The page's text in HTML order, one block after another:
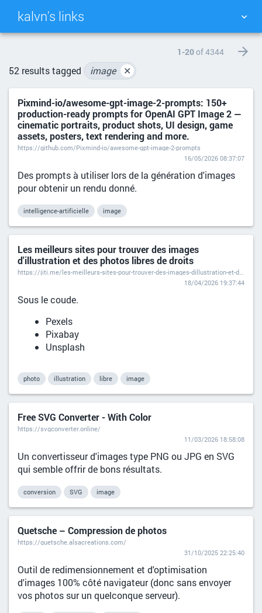
kalvn's links
PICTURE WALL
1-20of 4344
52 results tagged image ✕
Pixmind-io/awesome-gpt-image-2-prompts: 150+
production-ready prompts for OpenAI GPT Image 2 —
cinematic portraits, product shots, UI design, game
assets, posters, text rendering and more.
https://github.com/Pixmind-io/awesome-gpt-image-2-prompts
16/05/2026 08:37:07
Des prompts à utiliser lors de la génération d'images
pour obtenir un rendu donné.
intelligence-artificielle image
Les meilleurs sites pour trouver des images
d'illustration et des photos libres de droits
https://jiti.me/les-meilleurs-sites-pour-trouver-des-images-dillustration-et-des-photos-libres-de-droits/
18/04/2026 19:37:44
Sous le coude.
Pexels
Pixabay
Unsplash
photo illustration libre image
Free SVG Converter - With Color
https://svgconverter.online/
11/03/2026 18:58:08
Un convertisseur d'images type PNG ou JPG en SVG
qui semble offrir de bons résultats.
conversion SVG image
Quetsche – Compression de photos
https://quetsche.alsacreations.com/
31/10/2025 22:25:40
Outil de redimensionnement et d'optimisation
d'images 100% côté navigateur (donc sans envoyer
vos photos sur un quelconque serveur).